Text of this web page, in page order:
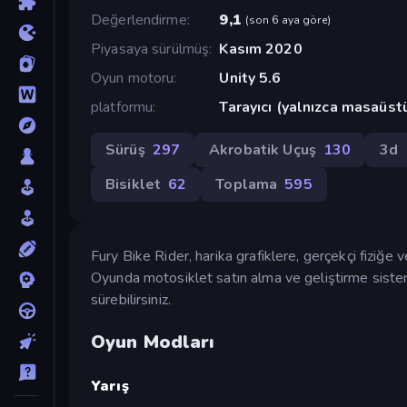
Değerlendirme
9,1 (son 6 aya göre)
Piyasaya sürülmüş Kasım 2020
Oyun motoru
Unity 5.6
platformu
Tarayıcı (yalnızca
Sürüş 297 Akrobatik Uçuş 130 3d
Bisiklet 62 Toplama 595
Fury Bike Rider, harika grafiklere, gerçekçi fiziğe
Oyunda motosiklet satın alma ve geliştirme
sürebilirsiniz.
Oyun Modları
Yarış